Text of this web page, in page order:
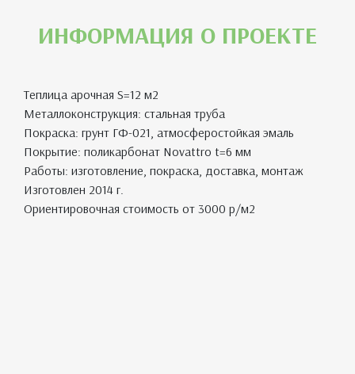
ИНФОРМАЦИЯ О ПРОЕКТЕ
Теплица арочная S=12 м2
Металлоконструкция: стальная труба
Покраска: грунт ГФ-021, атмосферостойкая эмаль
Покрытие: поликарбонат Novattro t=6 мм
Работы: изготовление, покраска, доставка, монтаж
Изготовлен 2014 г.
Ориентировочная стоимость от 3000 р/м2